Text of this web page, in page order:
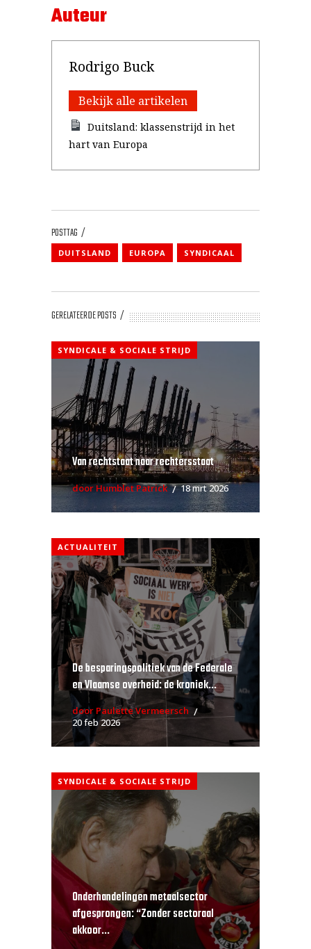
Auteur
Rodrigo Buck
Bekijk alle artikelen
Duitsland: klassenstrijd in het
hart van Europa
POSTTAG
DUITSLAND EUROPA SYNDICAAL
GERELATEERDE POSTS
SYNDICALE & SOCIALE STRIJD
Van rechtstaat naar rechtersstaat
door Humblet Patrick 18 mrt 2026
ACTUALITEIT
De besparingspolitiek van de Federale
en Vlaamse overheid: de kroniek...
door Paulette Vermeersch
20 feb 2026
SYNDICALE & SOCIALE STRIJD
Onderhandelingen metaalsector
afgesprongen: “Zonder sectoraal
akkoor...